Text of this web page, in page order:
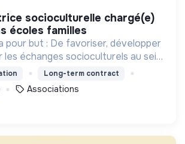
écoles familles
développer
échanges socioculturels au sein
aux cultures variées.
Long-term contract
Associations